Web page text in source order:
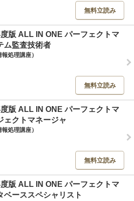
無料立読み
版 ALL IN ONE パーフェクトマ
ム監査技術者
処理講座）
無料立読み
版 ALL IN ONE パーフェクトマ
ェクトマネージャ
処理講座）
無料立読み
版 ALL IN ONE パーフェクトマ
ベーススペシャリスト